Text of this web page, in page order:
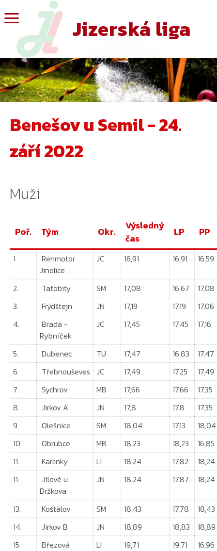
Jizerská liga
Benešov u Semil - 24.
září 2022
Muži
Poř. Tým Okr.
Výsledný
čas
LP PP
1.
Renmotor
Jinolice
JC 16,91 16,91 16,59
2. Tatobity SM 17,08 16,67
17,08
3.
Frýdštejn JN 17,19 17,19
17,06
4.
Brada -
Rybníček
JC 17,45 17,45 17,16
5. Dubenec TU 17,47 16,83
17,47
6.
Třebnouševes JC 17,49 17,25
17,49
7.
Sychrov MB 17,66 17,66
17,35
8.
Jirkov A JN 17,8 17,8
17,35
9.
Olešnice SM 18,04 17,13
18,04
10.
Obrubce MB 18,23 18,23
16,85
11.
Karlinky LI 18,24 17,82
18,24
11.
Jílové u
Držkova
JN 18,24 17,87 18,24
13. Košťálov SM 18,43 17,78
18,43
14.
Jirkov B JN 18,89 18,83
18,89
15.
Březová LI 19,71 19,71
16,96